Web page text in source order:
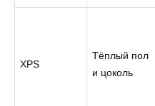
XPS
Тёплый пол
и цоколь